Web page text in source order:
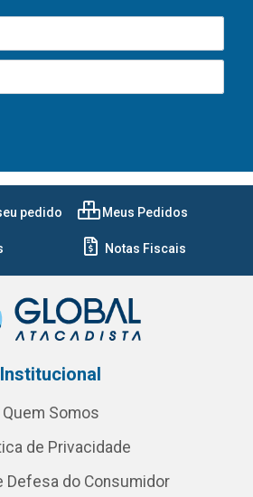
pedido Meus Pedidos
Notas Fiscais
Institucional
Quem Somos
de Privacidade
Defesa do Consumidor